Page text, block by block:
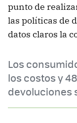
punto de
las políticas de
datos claros la
Los
los costos y
devoluciones